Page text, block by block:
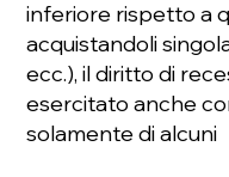
inferiore rispetto a
acquistandoli
ecc.), il diritto di
esercitato anche
solamente di alcuni